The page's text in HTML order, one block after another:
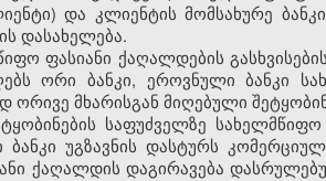
და კლიენტის მომსახურე
დასახელება.
ფასიანი ქაღალდების
ორი ბანკი, ეროვნული ბანკი
ორივე მხარისგან მიღებული
საფუძველზე
ბანკი უგზავნის დასტურს
ქაღალდის დაგირავება